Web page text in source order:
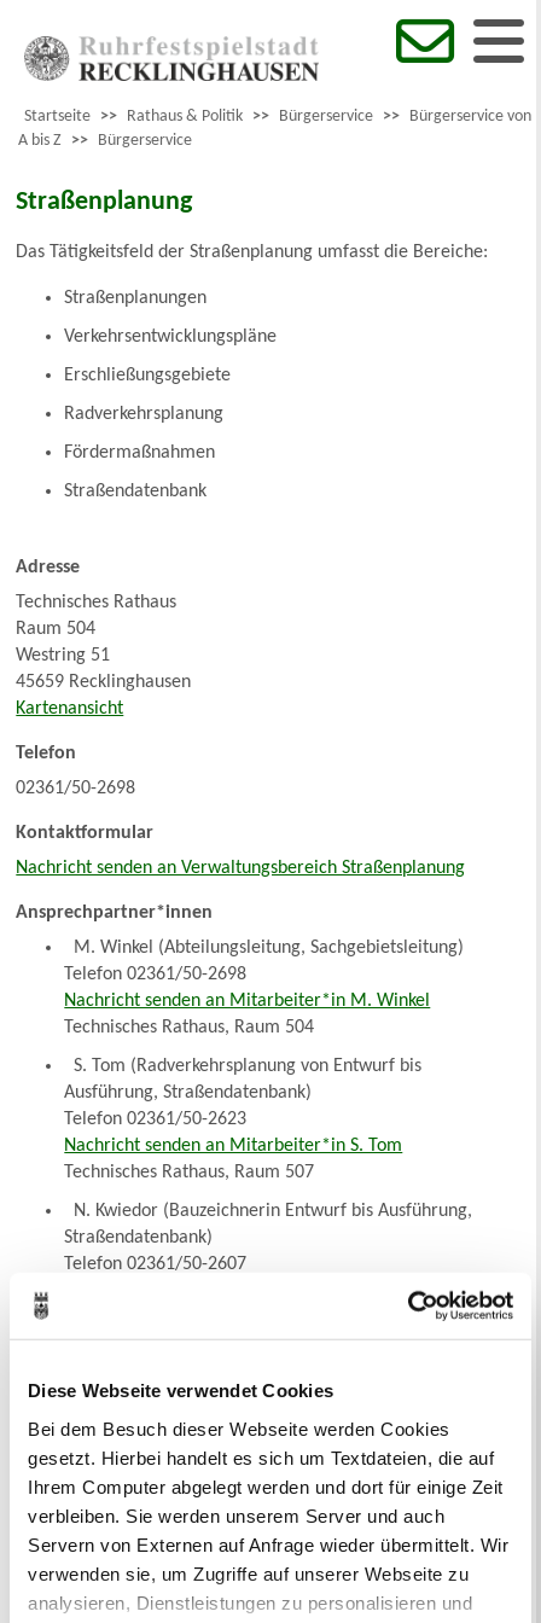
Diese Webseite verwendet Cookies
Bei dem Besuch dieser Webseite werden Cookies
gesetzt. Hierbei handelt es sich um Textdateien, die auf
Ihrem Computer abgelegt werden und dort für einige Zeit
verbleiben. Sie werden unserem Server und auch
Servern von Externen auf Anfrage wieder übermittelt. Wir
verwenden sie, um Zugriffe auf unserer Webseite zu
analysieren, Dienstleistungen zu personalisieren und
Startseite >> Rathaus & Politik >> Bürgerservice >> Bürgerservice von
A bis Z >> Bürgerservice
Straßenplanung
Das Tätigkeitsfeld der Straßenplanung umfasst die Bereiche:
Straßenplanungen
Verkehrsentwicklungspläne
Erschließungsgebiete
Radverkehrsplanung
Fördermaßnahmen
Straßendatenbank
Adresse
Technisches Rathaus
Raum 504
Westring 51
45659 Recklinghausen
Kartenansicht
Telefon
02361/50-2698
Kontaktformular
Nachricht senden an Verwaltungsbereich Straßenplanung
Ansprechpartner*innen
M. Winkel (Abteilungsleitung, Sachgebietsleitung)
Telefon 02361/50-2698
Nachricht senden an Mitarbeiter*in M. Winkel
Technisches Rathaus, Raum 504
S. Tom (Radverkehrsplanung von Entwurf bis
Ausführung, Straßendatenbank)
Telefon 02361/50-2623
Nachricht senden an Mitarbeiter*in S. Tom
Technisches Rathaus, Raum 507
N. Kwiedor (Bauzeichnerin Entwurf bis Ausführung,
Straßendatenbank)
Telefon 02361/50-2607
Nachricht senden an Mitarbeiter*in N. Kwiedor
Ausführung)
Nachricht senden an Mitarbeiter*in J. Revering
Technisches Rathaus, Raum 507
J. Szurman (Auszubildender)
Telefon 02361/50-2615
Nachricht senden an Mitarbeiter*in J. Szurman
Technisches Rathaus, Raum 505